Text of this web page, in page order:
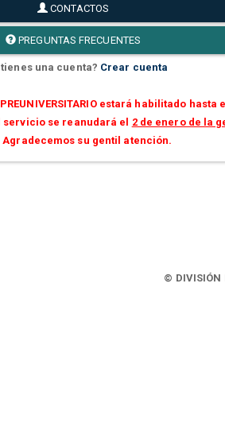
CONTACTOS
PREGUNTAS FRECUENTES
tienes una cuenta? Crear cuenta
estará habilitado hasta
servicio se reanudará el 2 de enero de la
Agradecemos su gentil atención.
© DIVISIÓN